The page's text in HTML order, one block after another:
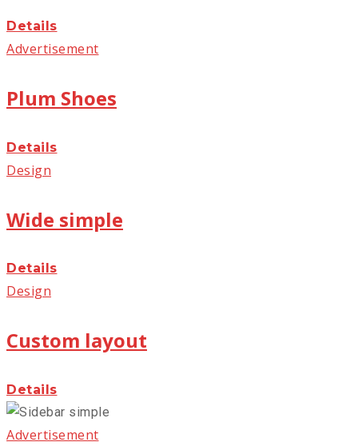
Details
Advertisement
Plum Shoes
Details
Design
Wide simple
Details
Design
Custom layout
Details
Advertisement